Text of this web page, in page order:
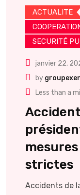
ACTUALITE
SECURITÉ
janvier 22,
by
Less than a
strictes
Accidents de